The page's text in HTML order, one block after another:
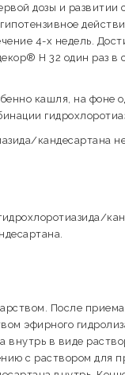
дозы и
4-х недель.
Н 32 один раз
кашля, на
кандесартана
После
эфирного
в виде
с раствором для